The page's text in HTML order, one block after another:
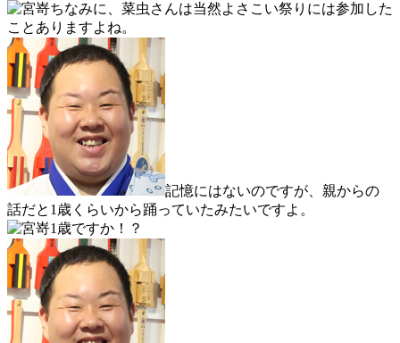
ちなみに、菜虫さんは当然よさこい祭りには参加した
ことありますよね。
記憶にはないのですが、親からの
話だと1歳くらいから踊っていたみたいですよ。
1歳ですか！？